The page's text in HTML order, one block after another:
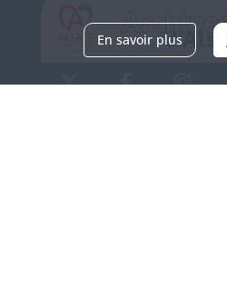
En savoir plus